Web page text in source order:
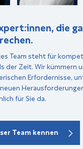
die
Team steht für
der Zeit. Wir kümmern
Erfordernisse,
für Sie da.
Team kennen